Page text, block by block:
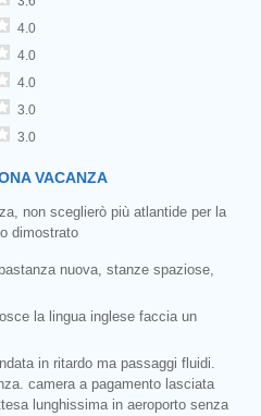
4.0
4.0
4.0
3.0
3.0
VACANZA
non sceglierò più atlantide per la
dimostrato
nuova, stanze spaziose,
la lingua inglese faccia un
in ritardo ma passaggi fluidi.
camera a pagamento lasciata
lunghissima in aeroporto senza